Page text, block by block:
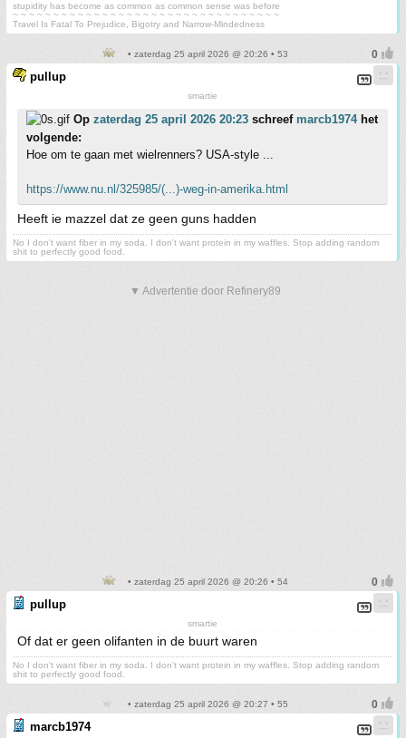
stupidity has become as common as common sense was before
~ ~ ~ ~ ~ ~ ~ ~ ~ ~ ~ ~ ~ ~ ~ ~ ~ ~ ~ ~ ~ ~ ~ ~ ~ ~ ~ ~ ~ ~ ~ ~ ~
Travel Is Fatal To Prejudice, Bigotry and Narrow-Mindedness
• zaterdag 25 april 2026 @ 20:26 • 53
pullup
smartie
Op zaterdag 25 april 2026 20:23 schreef marcb1974het
volgende:
Hoe om te gaan met wielrenners? USA-style ...
https://www.nu.nl/325985/(...)-weg-in-amerika.html
Heeft ie mazzel dat ze geen guns hadden
No I don't want fiber in my soda. I don't want protein in my waffles. Stop adding random
shit to perfectly good food.
▼ Advertentie door Refinery89
• zaterdag 25 april 2026 @ 20:26 • 54
pullup
smartie
Of dat er geen olifanten in de buurt waren
No I don't want fiber in my soda. I don't want protein in my waffles. Stop adding random
shit to perfectly good food.
• zaterdag 25 april 2026 @ 20:27 • 55
marcb1974